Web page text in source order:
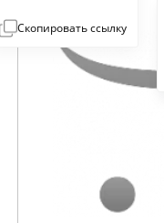
Скопировать ссылку